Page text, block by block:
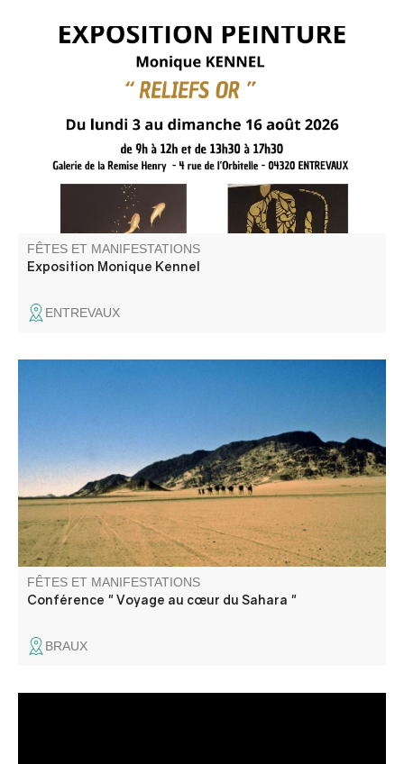
Monique Kennel présente sa nouvelle exposition "Reliefs
FÊTES ET MANIFESTATIONS
Exposition Monique Kennel
ENTREVAUX
FÊTES ET MANIFESTATIONS
Conférence " Voyage au cœur du Sahara "
BRAUX